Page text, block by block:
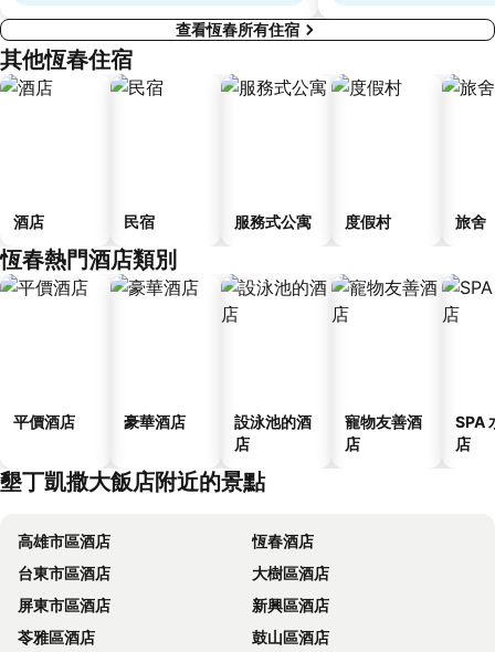
查看恆春所有住宿
其他恆春住宿
酒店 民宿 服務式公寓 度假村 旅舍
恆春熱門酒店類別
平價酒店 豪華酒店
設泳池的酒
店
寵物友善酒
店
SPA
店
墾丁凱撒大飯店附近的景點
高雄市區酒店
恆春酒店
台東市區酒店
大樹區酒店
屏東市區酒店
新興區酒店
苓雅區酒店
鼓山區酒店